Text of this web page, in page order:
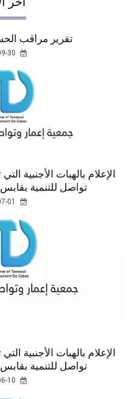
تقرير مراقب
الإعلام بالهبات الأجنبية
تواصل للتنمية بقابس بتاريخ
الإعلام بالهبات الأجنبية
تواصل للتنمية بقابس بتاريخ